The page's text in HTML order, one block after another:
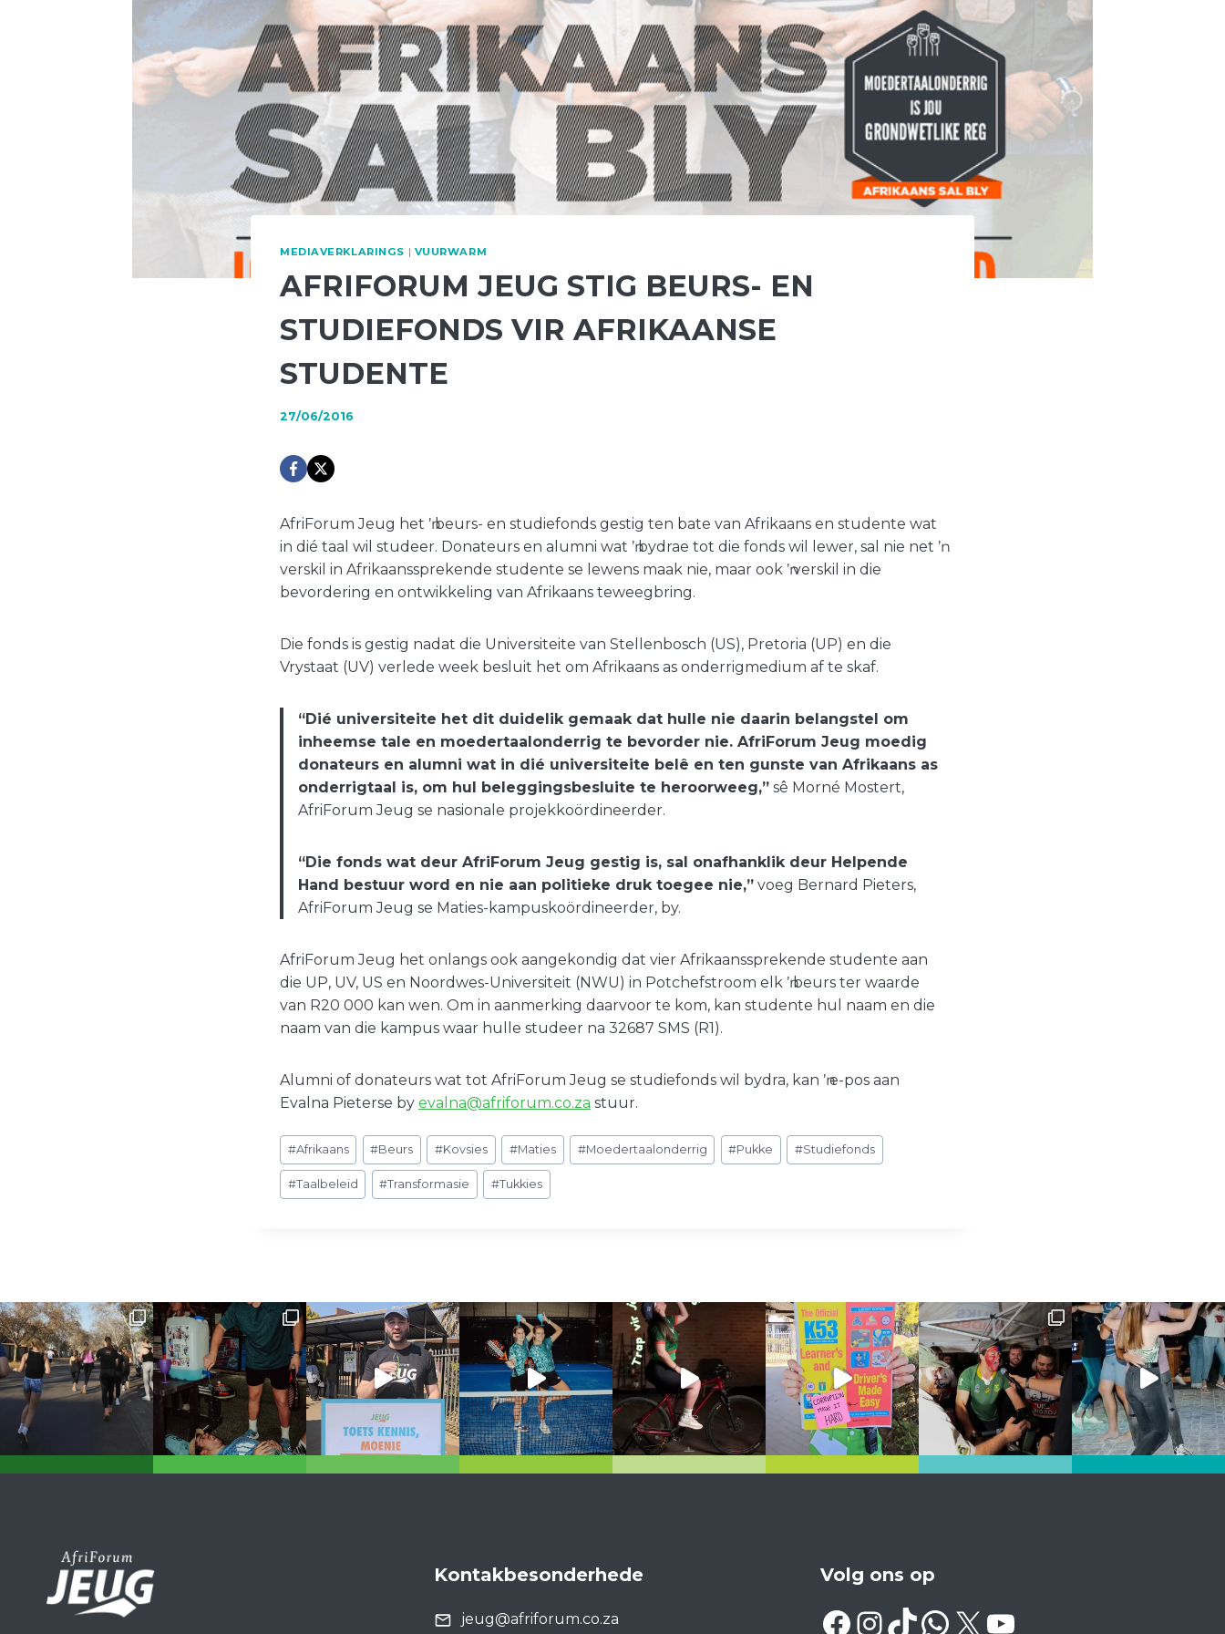
MEDIAVERKLARINGS | VUURWARM
AFRIFORUM JEUG STIG BEURS- EN
STUDIEFONDS VIR AFRIKAANSE
STUDENTE
27/06/2016
AfriForum Jeug het ŉ beurs- en studiefonds gestig ten bate van Afrikaans en studente wat
in dié taal wil studeer. Donateurs en alumni wat ŉ bydrae tot die fonds wil lewer, sal nie net ŉ
verskil in Afrikaanssprekende studente se lewens maak nie, maar ook ŉ verskil in die
bevordering en ontwikkeling van Afrikaans teweegbring.
Die fonds is gestig nadat die Universiteite van Stellenbosch (US), Pretoria (UP) en die
Vrystaat (UV) verlede week besluit het om Afrikaans as onderrigmedium af te skaf.
“Dié universiteite het dit duidelik gemaak dat hulle nie daarin belangstel om
inheemse tale en moedertaalonderrig te bevorder nie. AfriForum Jeug moedig
donateurs en alumni wat in dié universiteite belê en ten gunste van Afrikaans as
onderrigtaal is, om hul beleggingsbesluite te heroorweeg,” sê Morné Mostert,
AfriForum Jeug se nasionale projekkoördineerder.
“Die fonds wat deur AfriForum Jeug gestig is, sal onafhanklik deur Helpende
Hand bestuur word en nie aan politieke druk toegee nie,” voeg Bernard Pieters,
AfriForum Jeug se Maties-kampuskoördineerder, by.
AfriForum Jeug het onlangs ook aangekondig dat vier Afrikaanssprekende studente aan
die UP, UV, US en Noordwes-Universiteit (NWU) in Potchefstroom elk ŉ beurs ter waarde
van R20 000 kan wen. Om in aanmerking daarvoor te kom, kan studente hul naam en die
naam van die kampus waar hulle studeer na 32687 SMS (R1).
Alumni of donateurs wat tot AfriForum Jeug se studiefonds wil bydra, kan ŉ e-pos aan
Evalna Pieterse by evalna@afriforum.co.za stuur.
Post
Tags:
#Afrikaans #Beurs #Kovsies #Maties #Moedertaalonderrig #Pukke #Studiefonds
#Taalbeleid #Transformasie #Tukkies
Kontakbesonderhede
jeug@afriforum.co.za
Volg ons op
Facebook
Instagram
TikTok
WhatsApp
X YouTube